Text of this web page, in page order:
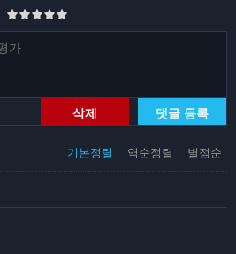
삭제 댓글 등록
기본정렬 역순정렬 별점순